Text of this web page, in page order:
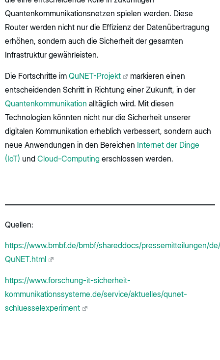
Quantenkommunikationsnetzen spielen werden. Diese
Router werden nicht nur die Effizienz der Datenübertragung
erhöhen, sondern auch die Sicherheit der gesamten
Infrastruktur gewährleisten.
Die Fortschritte im QuNET-Projekt
markieren einen
entscheidenden Schritt in Richtung einer Zukunft, in der
Quantenkommunikation alltäglich wird. Mit diesen
Technologien könnten nicht nur die Sicherheit unserer
digitalen Kommunikation erheblich verbessert, sondern auch
neue Anwendungen in den Bereichen Internet der Dinge
(IoT) und Cloud-Computing erschlossen werden.
Quellen:
https://www.bmbf.de/bmbf/shareddocs/pressemitteilungen/
QuNET.html
https://www.forschung-it-sicherheit-
kommunikationssysteme.de/service/aktuelles/qunet-
schluesselexperiment